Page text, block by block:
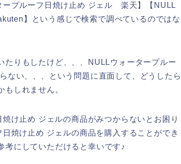
ープルーフ日焼け止め ジェル 楽天】【NULL
】という感じで検索で調べているのではな
たりもしたけど、、、NULLウォータープルー
ない、、、という問題に直面して、どうしたら
しれません。
け止め ジェルの商品がみつからないとお困り
焼け止め ジェルの商品を購入することができ
考にしていただけると幸いです♪